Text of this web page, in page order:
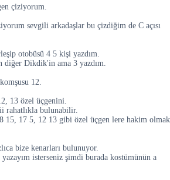
çiziyorum.
sevgili arkadaşlar bu çizdiğim de C açısı
otobüsü 4 5 kişi yazdım.
diğer Dikdik'in ama 3 yazdım.
12.
13 özel üçgenini.
rahatlıkla bulunabilir.
15, 17 5, 12 13 gibi özel üçgen lere hakim olmak
bize kenarları bulunuyor.
isterseniz şimdi burada kostümünün a